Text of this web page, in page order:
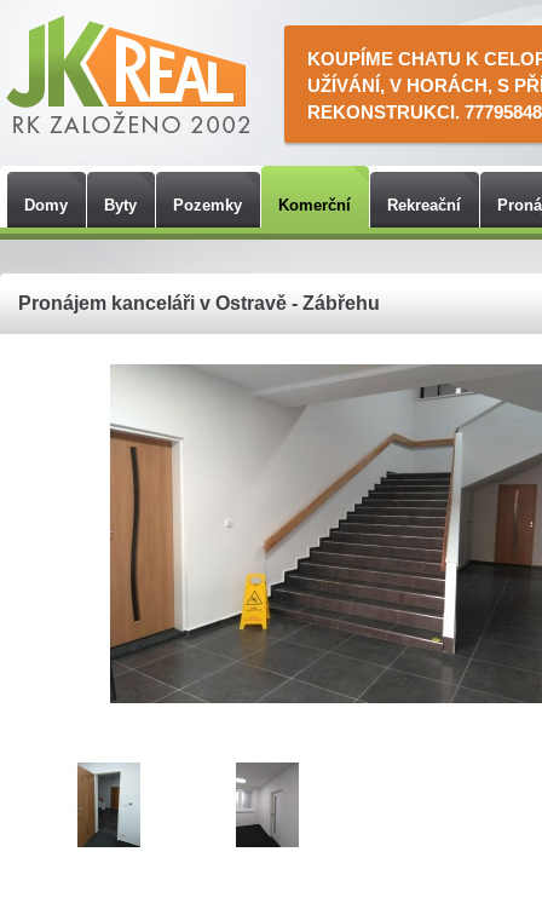
KOUPÍME CHATU K
UŽÍVÁNÍ, V HORÁCH, S
REKONSTRUKCI.
Domy Byty Pozemky Komerční Rekreační
Pronájem kanceláři v Ostravě - Zábřehu